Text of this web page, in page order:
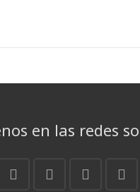
en las redes